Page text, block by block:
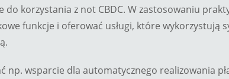
do korzystania z not CBDC. W zastosowaniu
funkcje i oferować usługi, które wykorzystują
np. wsparcie dla automatycznego realizowania